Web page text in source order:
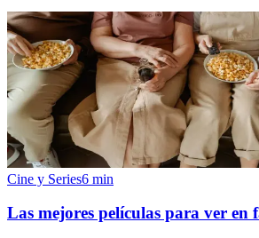
Cine y Series6 min
Las mejores películas para ver en